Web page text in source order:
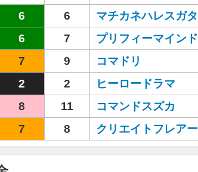
6 6
マチカネハレスガタ
6 7
プリフィーマインド
7 9
コマドリ
2 2
ヒーロードラマ
8 11
コマンドスズカ
7 8 クリエイトフレアー